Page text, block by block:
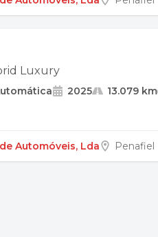
Luxury
2025 13.079 km
Automóveis, Lda Penafiel